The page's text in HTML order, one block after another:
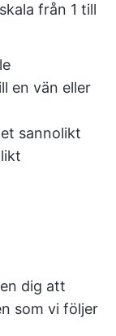
från 1 till
en vän eller
sannolikt
dig att
som vi följer